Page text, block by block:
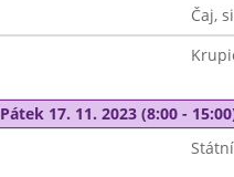
Čaj,
Pátek 17. 11. 2023 (8:00 -